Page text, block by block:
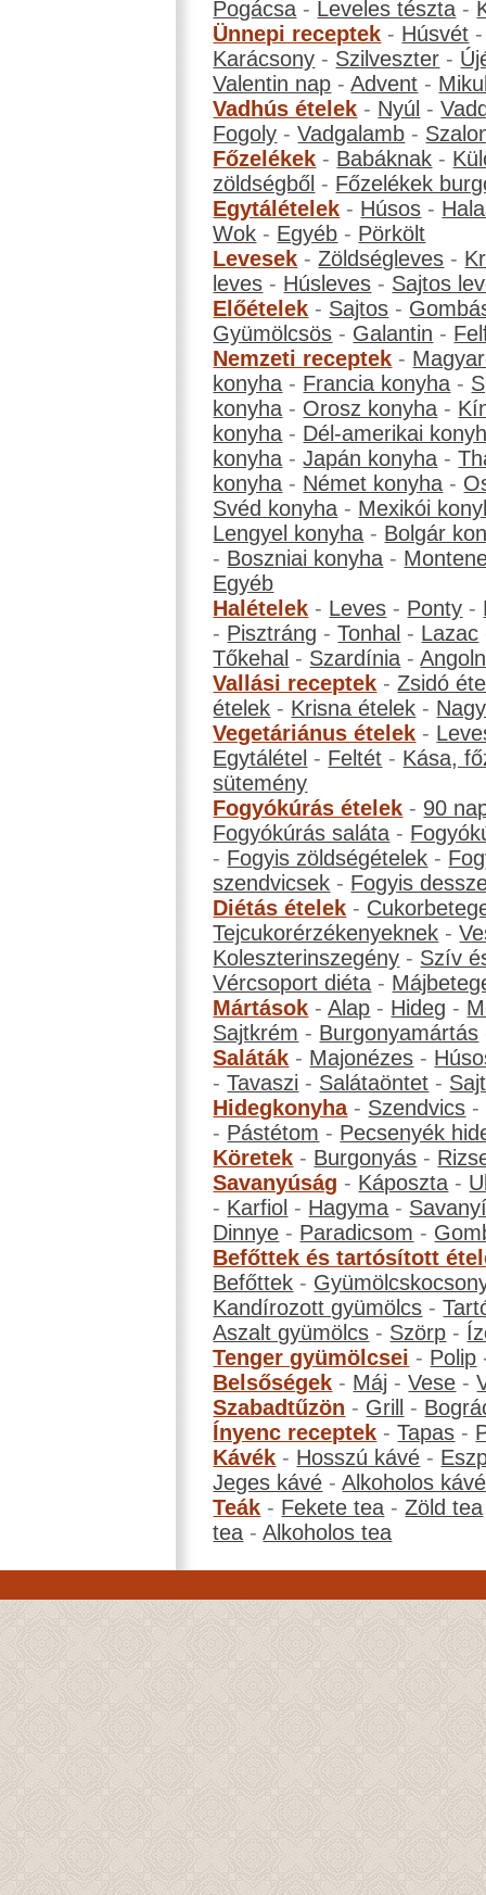
Pogácsa - Leveles tészta -
Ünnepi receptek - Húsvét
Karácsony - Szilveszter -
Valentin nap -Advent -
Vadhús ételek - Nyúl -
Fogoly -Vadgalamb -
Főzelékek - Babáknak -
zöldségből - Főzelékek
Egytálételek - Húsos -
Wok - Egyéb - Pörkölt
Levesek -Zöldségleves -
leves - Húsleves - Sajtos
Előételek - Sajtos -
Gyümölcsös - Galantin -
Nemzeti receptek -
konyha - Francia konyha -
konyha - Orosz konyha -
konyha - Dél-amerikai
konyha -Japán konyha -
konyha - Német konyha -
Svéd konyha - Mexikói
Lengyel konyha - Bolgár
- Boszniai konyha -
Egyéb
Halételek - Leves - Ponty -
- Pisztráng -Tonhal - Lazac
Tőkehal - Szardínia -
Vallási receptek -Zsidó
ételek - Krisna ételek -
Vegetáriánus ételek -
Egytálétel - Feltét - Kása,
sütemény
Fogyókúrás ételek - 90
Fogyókúrás saláta -
- Fogyis zöldségételek -
szendvicsek - Fogyis
Diétás ételek -
Tejcukorérzékenyeknek -
Koleszterinszegény - Szív
Vércsoport diéta -
Mártások -Alap - Hideg -
Sajtkrém - Burgonyamártás
Saláták - Majonézes -
-Tavaszi - Salátaöntet -
Hidegkonyha- Szendvics -
- Pástétom - Pecsenyék
Köretek - Burgonyás -
Savanyúság - Káposzta -
- Karfiol - Hagyma -
Dinnye - Paradicsom -
Befőttek és tartósított
Befőttek -
Kandírozott gyümölcs -
Aszalt gyümölcs - Szörp -
Tenger gyümölcsei - Polip
Belsőségek - Máj -Vese -
Szabadtűzön - Grill -
Ínyenc receptek -Tapas -
Kávék - Hosszú kávé -
Jeges kávé -Alkoholos kávé
Teák - Fekete tea -Zöld tea
tea -Alkoholos tea